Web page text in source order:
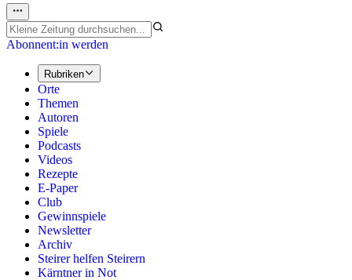
Abonnent:in werden
Rubriken
Orte
Themen
Autoren
Spiele
Podcasts
Videos
Rezepte
E-Paper
Club
Gewinnspiele
Newsletter
Archiv
Steirer helfen Steirern
Kärntner in Not